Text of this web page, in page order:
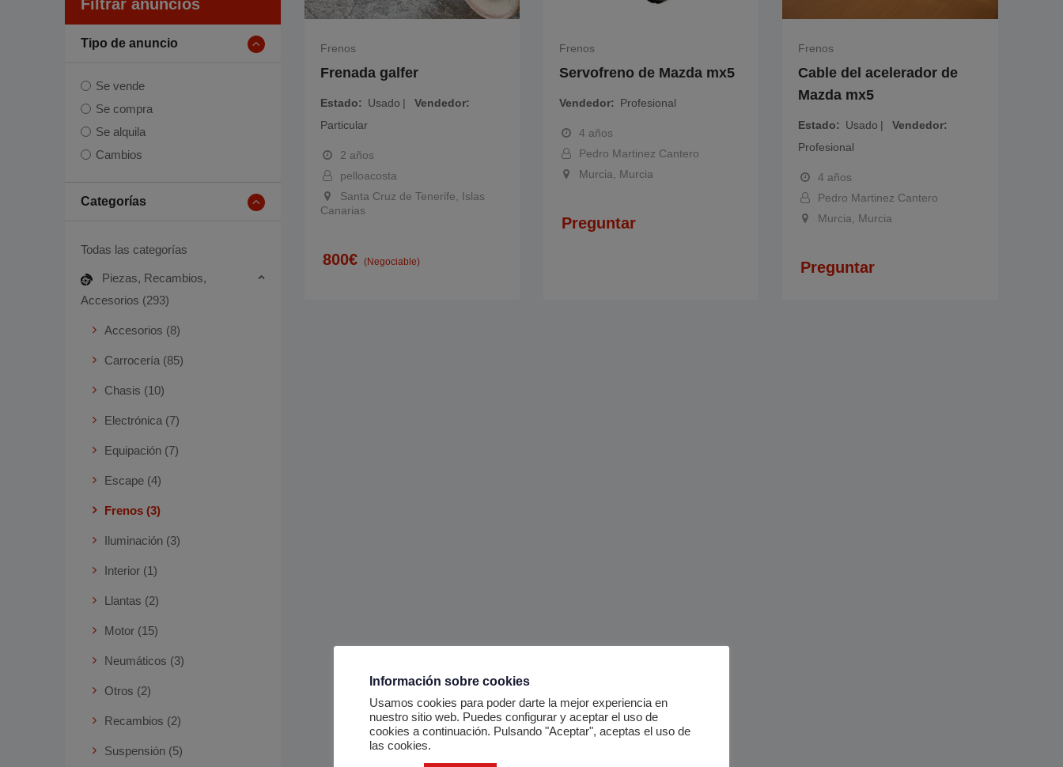
Filtrar anuncios
Tipo de anuncio
Se vende
Se compra
Se alquila
Cambios
Categorías
Todas las categorías
Piezas, Recambios,
Accesorios (293)
Accesorios (8)
Carrocería (85)
Chasis (10)
Electrónica (7)
Equipación (7)
Escape (4)
Frenos (3)
Iluminación (3)
Interior (1)
Llantas (2)
Motor (15)
Neumáticos (3)
Otros (2)
Recambios (2)
Suspensión (5)
Frenos
Frenada galfer
Estado Usado
Vendedor
Particular
2 años
pelloacosta
Santa Cruz de Tenerife, Islas
Canarias
800€ (Negociable)
Frenos
Servofreno de Mazda mx5
Vendedor Profesional
4 años
Pedro Martinez Cantero
Murcia, Murcia
Preguntar
Frenos
Cable del acelerador de
Mazda mx5
Estado Usado
Vendedor
Profesional
4 años
Pedro Martinez Cantero
Murcia, Murcia
Preguntar
Información sobre cookies
Usamos cookies para poder darte la mejor experiencia en
nuestro sitio web. Puedes configurar y aceptar el uso de
cookies a continuación. Pulsando "Aceptar", aceptas el uso de
las cookies.